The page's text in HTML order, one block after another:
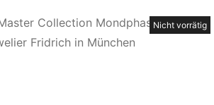
Nicht vorrätig
Nicht vorrätig
Nicht vorrätig
Nicht vorrätig